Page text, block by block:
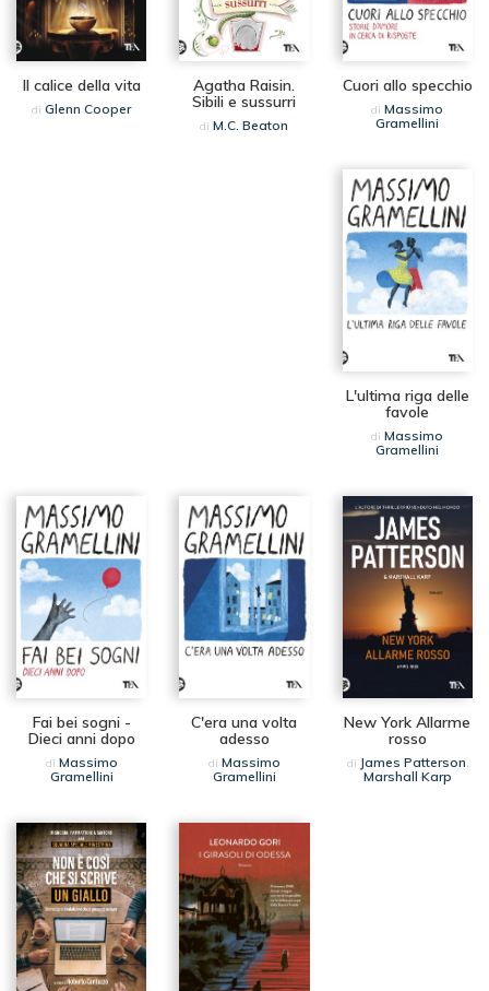
Il calice della vita
diGlenn Cooper
Agatha Raisin.
Sibili e sussurri
di M.C. Beaton
Cuori allo specchio
di Massimo
Gramellini
L'ultima riga delle
favole
diMassimo
Gramellini
Fai bei sogni -
Dieci anni dopo
di Massimo
Gramellini
C'era una volta
adesso
di Massimo
Gramellini
New York Allarme
rosso
di James Patterson,
Marshall Karp